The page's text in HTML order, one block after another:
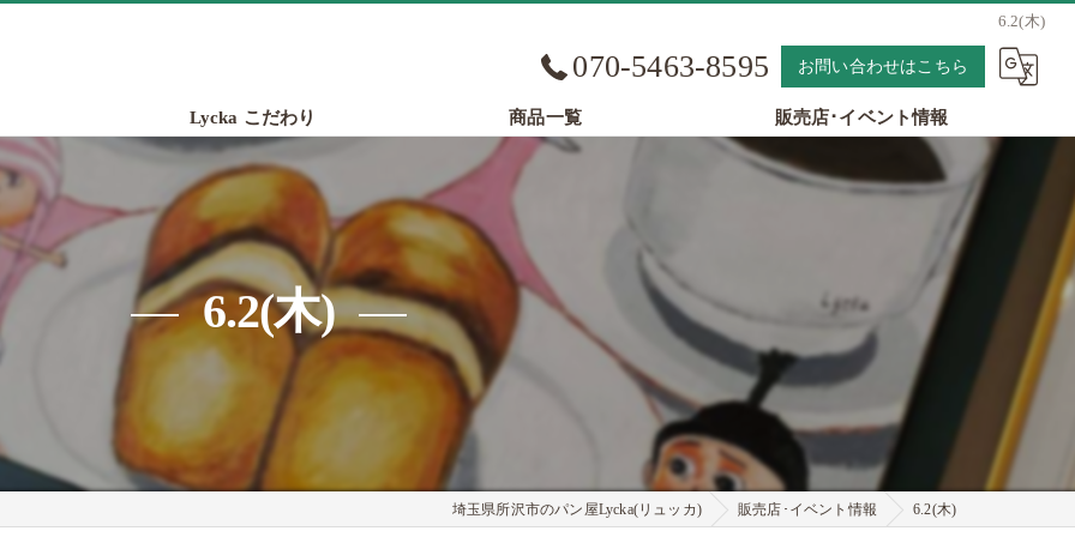
6.2(木)
070-5463-8595 お問い合わせはこちら
Lycka こだわり 商品一覧 販売店･イベント情報
6.2(木)
埼玉県所沢市のパン屋Lycka(リュッカ) 販売店･イベント情報 6.2(木)